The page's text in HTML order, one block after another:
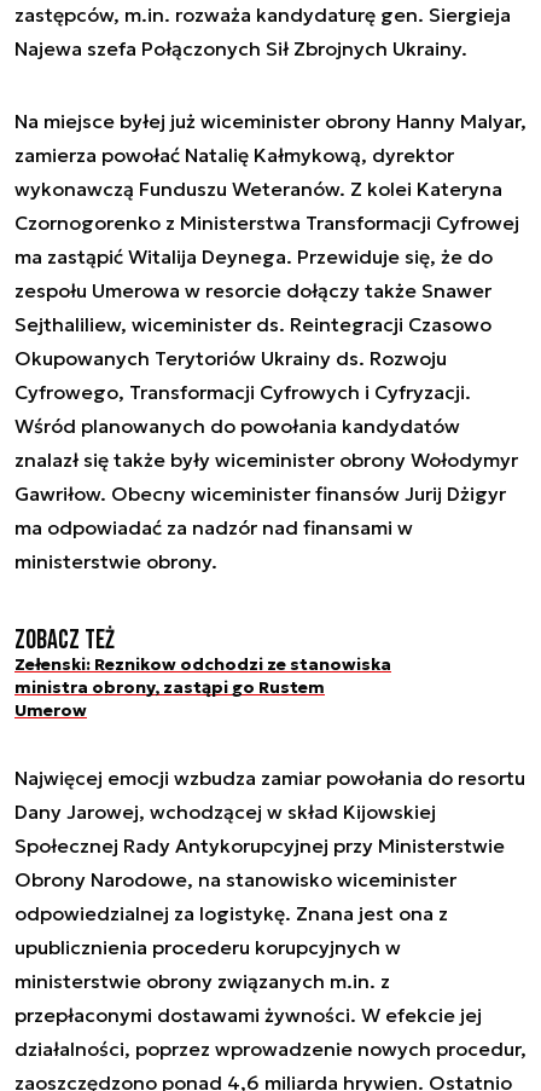
zastępców, m.in. rozważa kandydaturę gen. Siergieja
Najewa szefa Połączonych Sił Zbrojnych Ukrainy.
Na miejsce byłej już wiceminister obrony Hanny Malyar,
zamierza powołać Natalię Kałmykową, dyrektor
wykonawczą Funduszu Weteranów. Z kolei Kateryna
Czornogorenko z Ministerstwa Transformacji Cyfrowej
ma zastąpić Witalija Deynega. Przewiduje się, że do
zespołu Umerowa w resorcie dołączy także Snawer
Sejthaliliew, wiceminister ds. Reintegracji Czasowo
Okupowanych Terytoriów Ukrainy ds. Rozwoju
Cyfrowego, Transformacji Cyfrowych i Cyfryzacji.
Wśród planowanych do powołania kandydatów
znalazł się także były wiceminister obrony Wołodymyr
Gawriłow. Obecny wiceminister finansów Jurij Dżigyr
ma odpowiadać za nadzór nad finansami w
ministerstwie obrony.
Zobacz też
Zełenski: Reznikow odchodzi ze stanowiska
ministra obrony, zastąpi go Rustem
Umerow
Najwięcej emocji wzbudza zamiar powołania do resortu
Dany Jarowej, wchodzącej w skład Kijowskiej
Społecznej Rady Antykorupcyjnej przy Ministerstwie
Obrony Narodowe, na stanowisko wiceminister
odpowiedzialnej za logistykę. Znana jest ona z
upublicznienia procederu korupcyjnych w
ministerstwie obrony związanych m.in. z
przepłaconymi dostawami żywności. W efekcie jej
działalności, poprzez wprowadzenie nowych procedur,
zaoszczędzono ponad 4,6 miliarda hrywien. Ostatnio